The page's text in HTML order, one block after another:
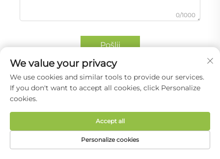
0/1000
Pošlji
Shenzhen Yabo Power Technology Co., Ltd. ponuja
prilagojene LiFePO4 baterijske pakete za sončne
naprave, shranjevanje energije v domu in
We value your privacy
We use cookies and similar tools to provide our services.
If you don't want to accept all cookies, click Personalize
cookies.
Personalize cookies
Accept all